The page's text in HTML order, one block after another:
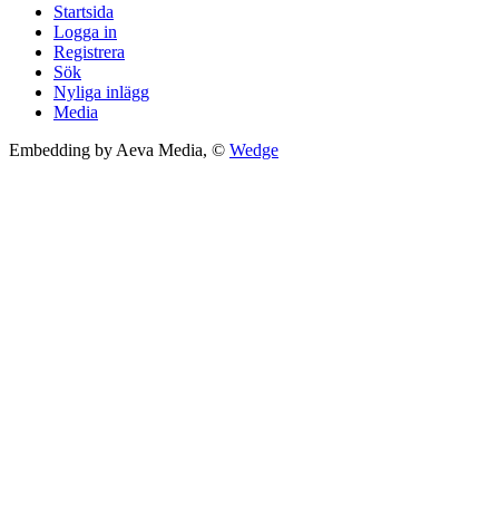
Startsida
Logga in
Registrera
Sök
Nyliga inlägg
Media
Embedding by Aeva Media, © Wedge